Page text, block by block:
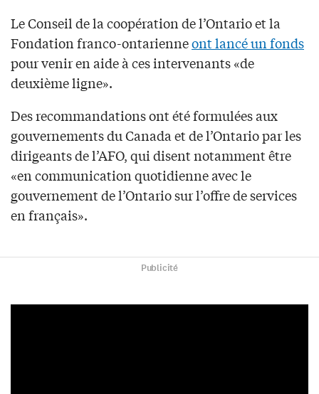
Le Conseil de la coopération de l’Ontario et la
Fondation franco-ontarienneont lancé un fonds
pour venir en aide à ces intervenants «de
deuxième ligne».
Des recommandations ont été formulées aux
gouvernements du Canada et de l’Ontario par les
dirigeants de l’AFO, qui disent notamment être
«en communication quotidienne avec le
gouvernement de l’Ontario sur l’offre de services
en français».
Publicité